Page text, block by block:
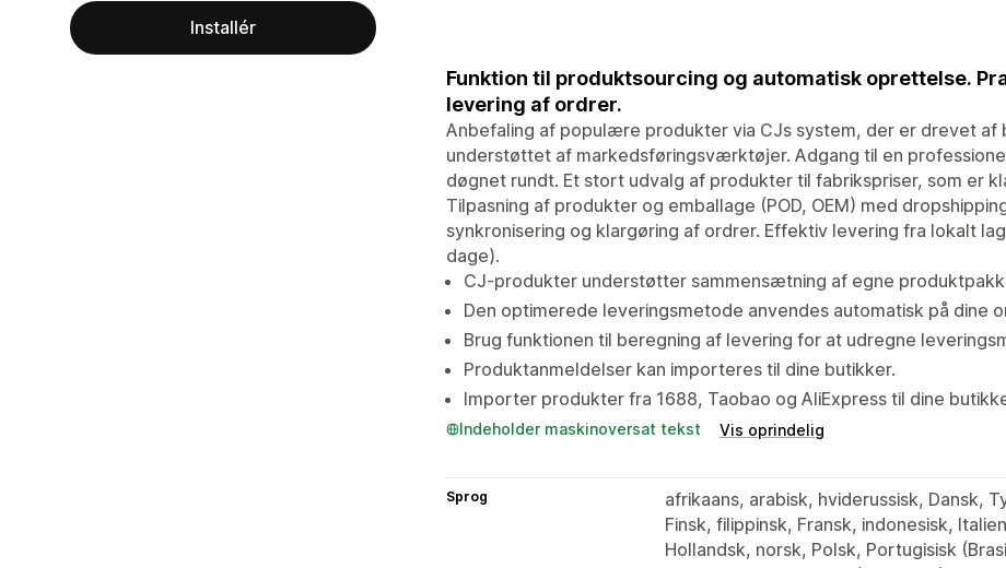
Installér
Funktion til produktsourcing og automatisk oprettelse.
levering af ordrer.
Anbefaling af populære produkter via CJs system, der er drevet af
understøttet af markedsføringsværktøjer. Adgang til en
døgnet rundt. Et stort udvalg af produkter til fabrikspriser, som er
Tilpasning af produkter og emballage (POD, OEM) med
synkronisering og klargøring af ordrer. Effektiv levering fra lokalt
dage).
CJ-produkter understøtter sammensætning af egne
Den optimerede leveringsmetode anvendes automatisk på dine
Brug funktionen til beregning af levering for at udregne
Produktanmeldelser kan importeres til dine butikker.
Importer produkter fra 1688, Taobao og AliExpress til dine
Indeholder maskinoversat tekst Vis oprindelig
Sprog
afrikaans, arabisk, hviderussisk, Dansk,
Finsk, filippinsk, Fransk, indonesisk,
Hollandsk, norsk, Polsk, Portugisisk